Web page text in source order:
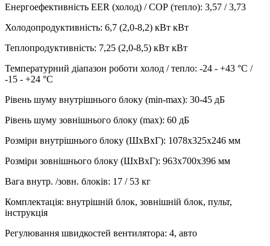
Енергоефективність EER (холод) / СОР (тепло): 3,57 / 3,73
Холодопродуктивність: 6,7 (2,0-8,2) кВт кВт
Теплопродуктивність: 7,25 (2,0-8,5) кВт кВт
Температурний діапазон роботи холод / тепло: -24 - +43 °С /
-15 - +24 °С
Рівень шуму внутрішнього блоку (min-max): 30-45 дБ
Рівень шуму зовнішнього блоку (max): 60 дБ
Розміри внутрішнього блоку (ШхВхГ): 1078х325х246 мм
Розміри зовнішнього блоку (ШхВхГ): 963х700x396 мм
Вага внутр. /зовн. блоків: 17 / 53 кг
Комплектація: внутрішній блок, зовнішній блок, пульт,
інструкція
Регулювання швидкостей вентилятора: 4, авто